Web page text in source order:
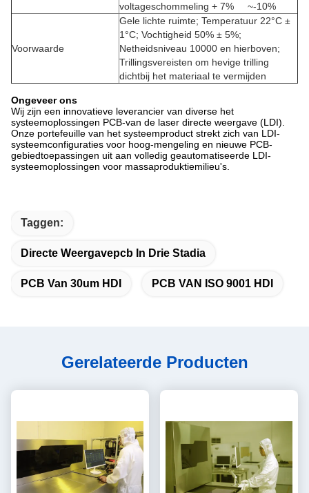
voltageschommeling + 7% ~-10%
Voorwaarde
Gele lichte ruimte; Temperatuur 22°C ±
1°C; Vochtigheid 50% ± 5%;
Netheidsniveau 10000 en hierboven;
Trillingsvereisten om hevige trilling
dichtbij het materiaal te vermijden
Ongeveer ons
Wij zijn een innovatieve leverancier van diverse het
systeemoplossingen PCB-van de laser directe weergave (LDI).
Onze portefeuille van het systeemproduct strekt zich van LDI-
systeemconfiguraties voor hoog-mengeling en nieuwe PCB-
gebiedtoepassingen uit aan volledig geautomatiseerde LDI-
systeemoplossingen voor massaproduktiemilieu's.
Taggen:
Directe Weergavepcb In Drie Stadia
PCB Van 30um HDI PCB VAN ISO 9001 HDI
Gerelateerde Producten